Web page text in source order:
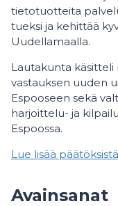
tietotuotteita
tueksi ja kehittää
Uudellamaalla.
Lautakunta
vastauksen uuden
Espooseen sekä
harjoittelu- ja
Espoossa.
Lue lisää
Avainsanat